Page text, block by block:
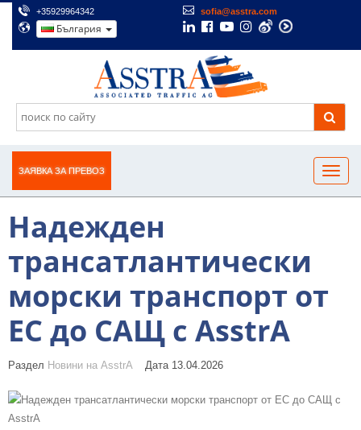
+35929964342 sofia@asstra.com
България
ЗАЯВКА ЗА ПРЕВОЗ
Надежден
трансатлантически
морски транспорт от
ЕС до САЩ с AsstrA
Раздел Новини на AsstrA Дата 13.04.2026